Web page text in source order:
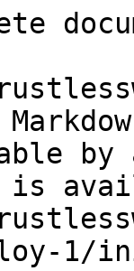
by
is
1/